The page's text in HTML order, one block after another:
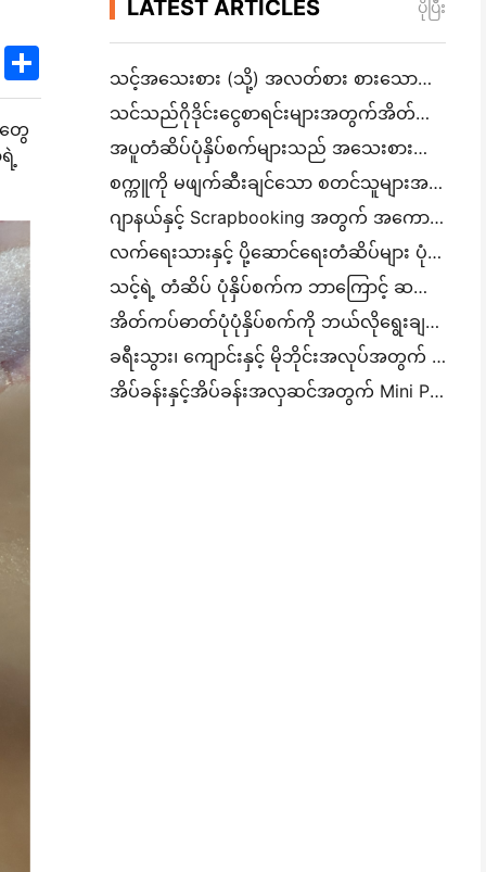
TwitterShare
ေ
LATEST ARTICLES ပိုပြီး
သင့်အသေးစား (သို့) အလတ်စား စားသောက်ဆိုင်အတွက် မှန်ကန်သော စားသောက်ဆိုင် ဆော့ဝဲလ်ကို ဘယ်လိုရွေ
သင်သည်ဂိုဒိုင်းငွေစာရင်းများအတွက်အိတ်ဆောင် A4 ပုံနှိပ်စက်လိုအပ်သလား? တကယ်တော့ အလုပ်လုပ်တာက ဘာလဲ။
အပူတံဆိပ်ပုံနှိပ်စက်များသည် အသေးစားလုပ်ငန်းထုတ်ကုန်များအတွက် ရေစိုခံတံဆိပ်များကို ထုတ်လုပ
စက္ကူကို မဖျက်ဆီးချင်သော စတင်သူများအတွက် အကောင်းဆုံး ချက်ချင်း ကင်မရာ
ဂျာနယ်နှင့် Scrapbooking အတွက် အကောင်းဆုံး အရောင်တံဆိပ်ထုတ်လုပ်သူ: စာမျက်နှာတိုင်းတွင် အရောင်ပိုထ
လက်ရေးသားနှင့် ပို့ဆောင်ရေးတံဆိပ်များ ပုံနှိပ်ခြင်း: ၂၀၂၆ ခုနှစ်တွင် အသေးစားလုပ်ငန်းများအတွက် အကြံပေးချက်များ
သင့်ရဲ့ တံဆိပ် ပုံနှိပ်စက်က ဘာကြောင့် ဆက်လက် ထိခိုက်နေတာလဲ။
အိတ်ကပ်ဓာတ်ပုံပုံနှိပ်စက်ကို ဘယ်လိုရွေးချယ်ရမည်: ဂျာနယ်၊ ခရီးသွားနှင့် iPhone အသုံးပြုသူများအတွက် အပြည့်အဝ
ခရီးသွား၊ ကျောင်းနှင့် မိုဘိုင်းအလုပ်အတွက် အကောင်းဆုံး မင်မပါသော Portable Printer: Hanin MT620 Pro Review
အိပ်ခန်းနှင့်အိပ်ခန်းအလှဆင်အတွက် Mini Photo Wall Layout စိတ်ကူးများနှင့်အကြံပေးချက်များ